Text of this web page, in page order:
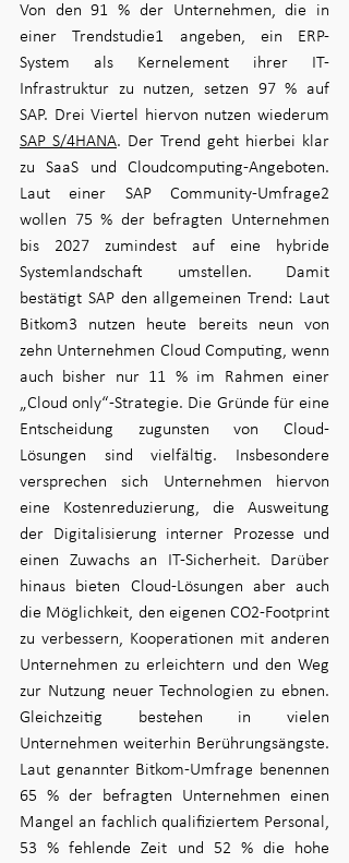
Von den 91 % der Unternehmen, die in
einer Trendstudie1 angeben, ein ERP-
System als Kernelement ihrer IT-
Infrastruktur zu nutzen, setzen 97 % auf
SAP S/4HANA. Der Trend geht hierbei klar
zu SaaS und Cloudcomputing-Angeboten.
Laut einer SAP Community-Umfrage2
wollen 75 % der befragten Unternehmen
bis 2027 zumindest auf eine hybride
Systemlandschaft umstellen. Damit
bestätigt SAP den allgemeinen Trend: Laut
Bitkom3 nutzen heute bereits neun von
zehn Unternehmen Cloud Computing, wenn
auch bisher nur 11 % im Rahmen einer
„Cloud only“-Strategie. Die Gründe für eine
Entscheidung zugunsten von Cloud-
Lösungen sind vielfältig. Insbesondere
versprechen sich Unternehmen hiervon
eine Kostenreduzierung, die Ausweitung
der Digitalisierung interner Prozesse und
einen Zuwachs an IT-Sicherheit. Darüber
hinaus bieten Cloud-Lösungen aber auch
die Möglichkeit, den eigenen CO2-Footprint
zu verbessern, Kooperationen mit anderen
Unternehmen zu erleichtern und den Weg
zur Nutzung neuer Technologien zu ebnen.
Gleichzeitig bestehen in vielen
Unternehmen weiterhin Berührungsängste.
Laut genannter Bitkom-Umfrage benennen
65 % der befragten Unternehmen einen
Mangel an fachlich qualifiziertem Personal,
53 % fehlende Zeit und 52 % die hohe